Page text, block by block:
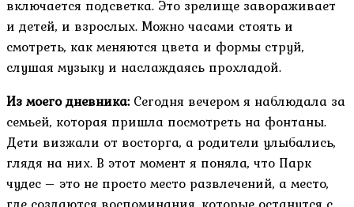
включается подсветка. Это зрелище завораживает
и детей, и взрослых. Можно часами стоять и
смотреть, как меняются цвета и формы струй,
слушая музыку и наслаждаясь прохладой.
Из моего дневника: Сегодня вечером я наблюдала за
семьей, которая пришла посмотреть на фонтаны.
Дети визжали от восторга, а родители улыбались,
глядя на них. В этот момент я поняла, что Парк
чудес – это не просто место развлечений, а место,